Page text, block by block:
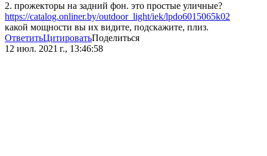
2. прожекторы на задний фон. это простые уличные?
https://catalog.onliner.by/outdoor_light/iek/lpdo6015065k02
какой мощности вы их видите, подскажите, плиз.
ОтветитьЦитироватьПоделиться
12 июл. 2021 г., 13:46:58